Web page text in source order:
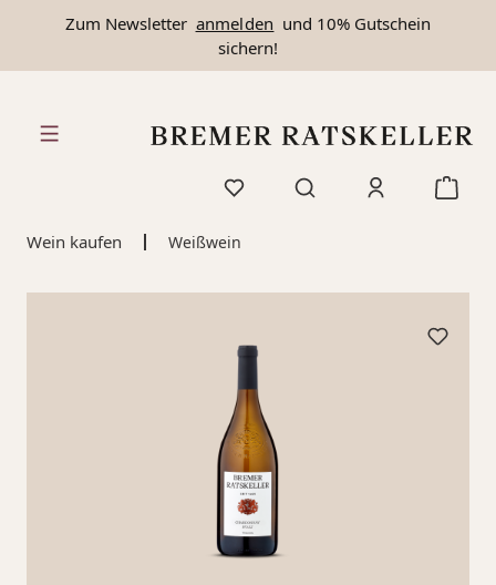
springen
Zum Newsletter anmelden und 10% Gutschein
sichern!
Wein kaufen Weißwein